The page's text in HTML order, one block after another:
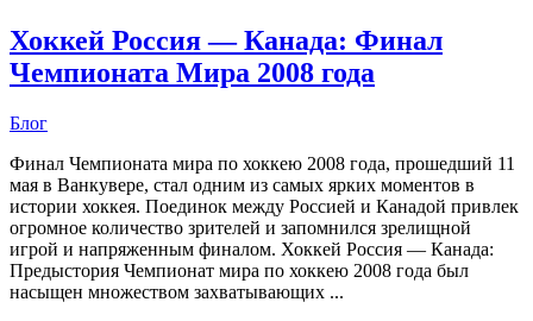
Хоккей Россия — Канада: Финал
Чемпионата Мира 2008 года
Блог
Финал Чемпионата мира по хоккею 2008 года, прошедший 11
мая в Ванкувере, стал одним из самых ярких моментов в
истории хоккея. Поединок между Россией и Канадой привлек
огромное количество зрителей и запомнился зрелищной
игрой и напряженным финалом. Хоккей Россия — Канада:
Предыстория Чемпионат мира по хоккею 2008 года был
насыщен множеством захватывающих ...